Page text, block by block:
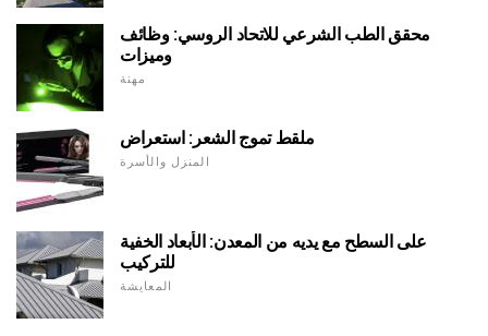
محقق الطب الشرعي للاتحاد الروسي: وظائف
وميزات
مهنة
ملقط تموج الشعر: استعراض
المنزل والأسرة
على السطح مع يديه من المعدن: الأبعاد الخفية
للتركيب
المعايشة